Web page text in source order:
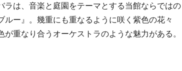
ラは、音楽と庭園をテーマとする当館ならではの
ー』。幾重にも重なるように咲く紫色の花々
重なり合うオーケストラのような魅力がある。